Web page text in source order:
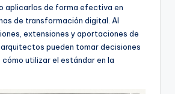
aplicarlos de forma efectiva en
de transformación digital. Al
extensiones y aportaciones de
pueden tomar decisiones
utilizar el estándar en la